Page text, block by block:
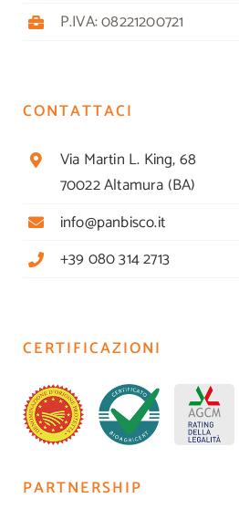
P.IVA: 08221200721
CONTATTACI
Via Martin L. King, 68
70022 Altamura (BA)
info@panbisco.it
+39 080 314 2713
CERTIFICAZIONI
PARTNERSHIP